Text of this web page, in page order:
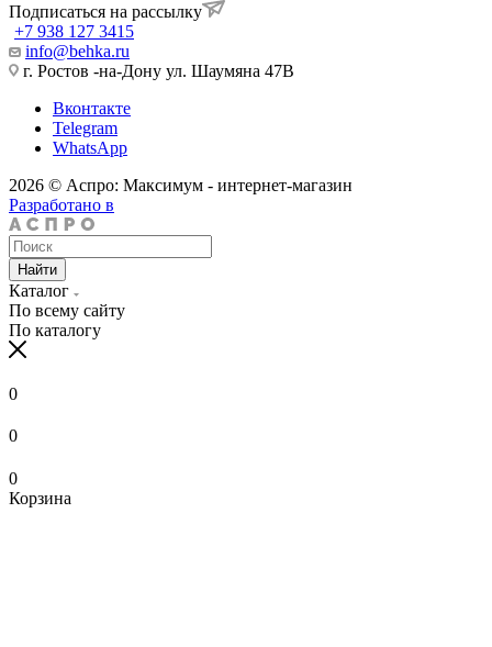
Подписаться на рассылку
+7 938 127 3415
info@behka.ru
г. Ростов -на-Дону ул. Шаумяна 47В
Вконтакте
Telegram
WhatsApp
2026 © Аспро: Максимум - интернет-магазин
Разработано в
Найти
Каталог
По всему сайту
По каталогу
0
0
0
Корзина